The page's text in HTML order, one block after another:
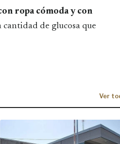
ropa cómoda y con
cantidad de glucosa que
Ver